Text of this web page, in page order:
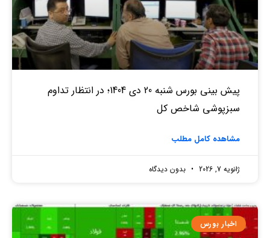
پیش بینی بورس شنبه 20 دی 1404؛ در انتظار تداوم
سبزپوشی شاخص کل
مشاهده کامل مطلب
ژانویه 7, 2026 بدون دیدگاه
اخبار بورس